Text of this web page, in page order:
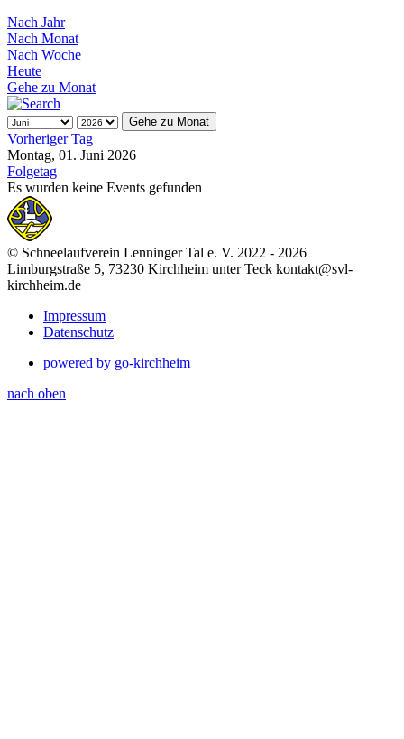
Nach Jahr
Nach Monat
Nach Woche
Heute
Gehe zu Monat
Gehe zu Monat
Vorheriger Tag
Montag, 01. Juni 2026
Folgetag
Es wurden keine Events gefunden
© Schneelaufverein Lenninger Tal e. V. 2022 - 2026
Limburgstraße 5, 73230 Kirchheim unter Teck kontakt@svl-
kirchheim.de
Impressum
Datenschutz
powered by go-kirchheim
nach oben